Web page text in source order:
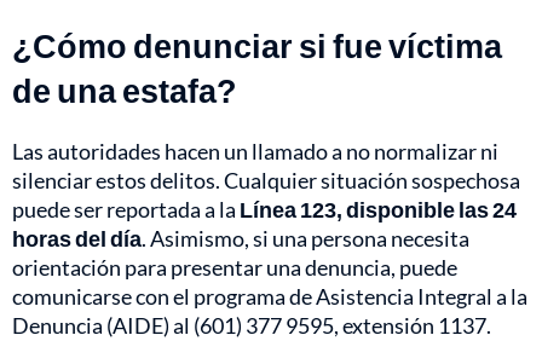
¿Cómo denunciar si fue víctima
de una estafa?
Las autoridades hacen un llamado a no normalizar ni
silenciar estos delitos. Cualquier situación sospechosa
puede ser reportada a la Línea 123, disponible las 24
horas del día. Asimismo, si una persona necesita
orientación para presentar una denuncia, puede
comunicarse con el programa de Asistencia Integral a la
Denuncia (AIDE) al (601) 377 9595, extensión 1137.